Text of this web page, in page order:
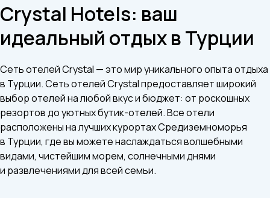
Crystal Hotels: ваш
идеальный отдых в Турции
Сеть отелей Crystal — это мир уникального опыта отдыха
в Турции. Сеть отелей Crystal предоставляет широкий
выбор отелей на любой вкус и бюджет: от роскошных
резортов до уютных бутик-отелей. Все отели
расположены на лучших курортах Средиземноморья
в Турции, где вы можете наслаждаться волшебными
видами, чистейшим морем, солнечными днями
и развлечениями для всей семьи.